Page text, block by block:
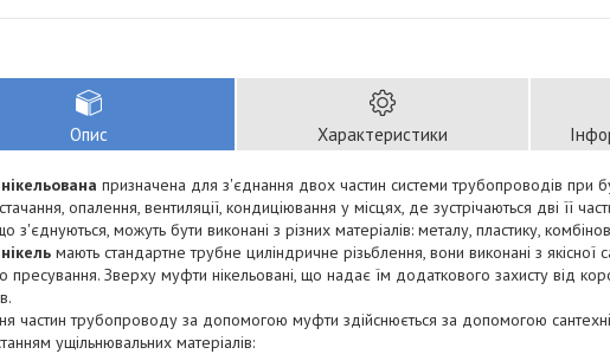
Опис Характеристики
призначена для з'єднання двох частин системи трубопроводів при
опалення, вентиляції, кондиціювання у місцях, де зустрічаються дві її
з'єднуються, можуть бути виконані з різних матеріалів: металу, пластику,
мають стандартне трубне циліндричне різьблення, вони виконані з якісної
пресування. Зверху муфти нікельовані, що надає їм додаткового захисту від
частин трубопроводу за допомогою муфти здійснюється за допомогою
ущільнювальних матеріалів: